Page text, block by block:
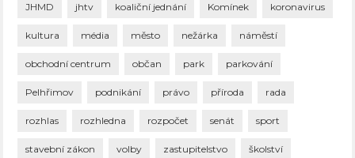
JHMD jhtv koaliční jednání Komínek koronavirus
kultura média město nežárka náměstí
obchodní centrum občan park parkování
Pelhřimov podnikání právo příroda rada
rozhlas rozhledna rozpočet senát sport
stavební zákon volby zastupitelstvo školství